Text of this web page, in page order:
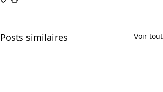
Posts similaires Voir tout